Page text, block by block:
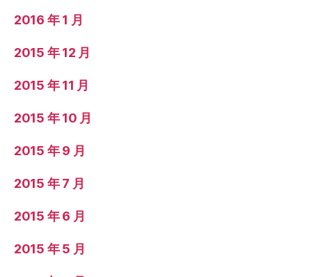
2016 年 1 月
2015 年 12 月
2015 年 11 月
2015 年 10 月
2015 年 9 月
2015 年 7 月
2015 年 6 月
2015 年 5 月